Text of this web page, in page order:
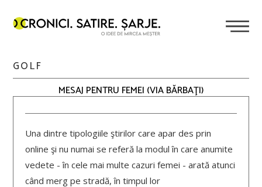
GOLF
MESAJ PENTRU FEMEI (VIA BĂRBAŢI)
Una dintre tipologiile ştirilor care apar des prin
online şi nu numai se referă la modul în care anumite
vedete - în cele mai multe cazuri femei - arată atunci
când merg pe stradă, în timpul lor